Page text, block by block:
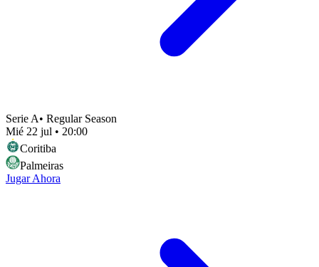
Serie A• Regular Season
Mié 22 jul • 20:00
Coritiba
Palmeiras
Jugar Ahora